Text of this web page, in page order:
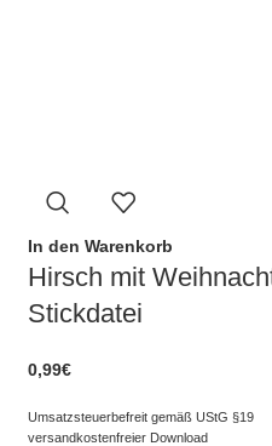
In den Warenkorb
Hirsch mit
Stickdatei
0,99€
Umsatzsteuerbefreit gemäß UStG §19
versandkostenfreier Download